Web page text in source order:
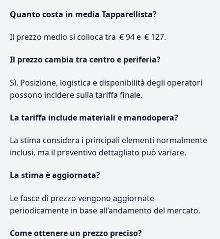
Quanto costa in media Tapparellista?
Il prezzo medio si colloca tra € 94 e € 127.
Il prezzo cambia tra centro e periferia?
Sì. Posizione, logistica e disponibilità degli operatori
possono incidere sulla tariffa finale.
La tariffa include materiali e manodopera?
La stima considera i principali elementi normalmente
inclusi, ma il preventivo dettagliato può variare.
La stima è aggiornata?
Le fasce di prezzo vengono aggiornate
periodicamente in base all’andamento del mercato.
Come ottenere un prezzo preciso?